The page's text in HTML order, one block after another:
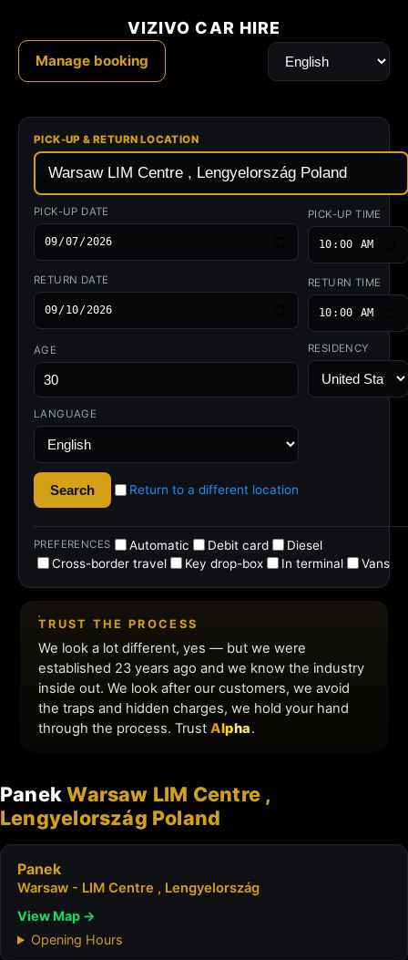
PanekWarsaw LIM Centre ,
Lengyelország Poland
Panek
Warsaw - LIM Centre , Lengyelország
View Map →
Opening Hours